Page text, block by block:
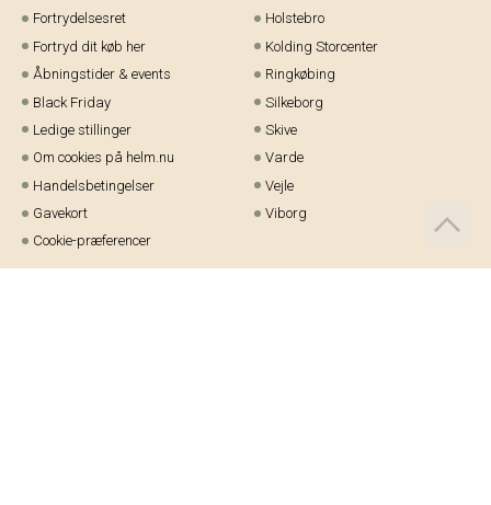
Fortrydelsesret
Fortryd dit køb her
Åbningstider & events
Black Friday
Ledige stillinger
Om cookies på helm.nu
Handelsbetingelser
Gavekort
Cookie-præferencer
Holstebro
Kolding Storcenter
Ringkøbing
Silkeborg
Skive
Varde
Vejle
Viborg